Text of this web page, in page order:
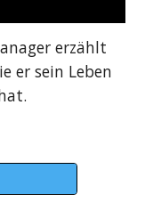
erzählt
er sein Leben